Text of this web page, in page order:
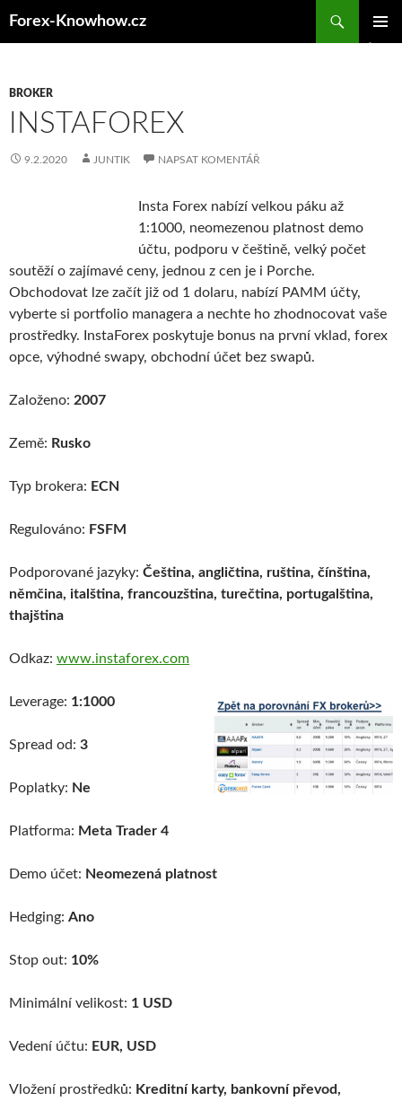
Forex-Knowhow.cz
BROKER
INSTAFOREX
9.2.2020 JUNTIK NAPSAT KOMENTÁŘ
Insta Forex nabízí velkou páku až
1:1000, neomezenou platnost demo
účtu, podporu v češtině, velký počet
soutěží o zajímavé ceny, jednou z cen je i Porche.
Obchodovat lze začít již od 1 dolaru, nabízí PAMM účty,
vyberte si portfolio managera a nechte ho zhodnocovat vaše
prostředky. InstaForex poskytuje bonus na první vklad, forex
opce, výhodné swapy, obchodní účet bez swapů.
Založeno: 2007
Země: Rusko
Typ brokera: ECN
Regulováno: FSFM
Podporované jazyky: Čeština, angličtina, ruština, čínština,
němčina, italština, francouzština, turečtina, portugalština,
thajština
Odkaz: www.instaforex.com
Leverage: 1:1000
Spread od: 3
Poplatky: Ne
Platforma: Meta Trader 4
Demo účet: Neomezená platnost
Hedging: Ano
Stop out: 10%
Minimální velikost: 1 USD
Vedení účtu: EUR, USD
Vložení prostředků: Kreditní karty, bankovní převod,